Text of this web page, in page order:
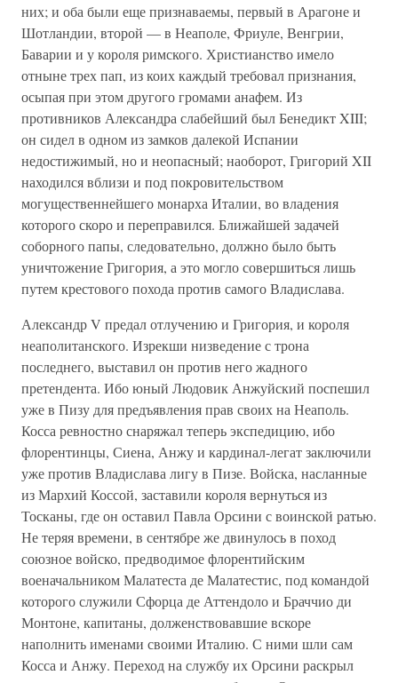
них; и оба были еще признаваемы, первый в Арагоне и
Шотландии, второй — в Неаполе, Фриуле, Венгрии,
Баварии и у короля римского. Христианство имело
отныне трех пап, из коих каждый требовал признания,
осыпая при этом другого громами анафем. Из
противников Александра слабейший был Бенедикт XIII;
он сидел в одном из замков далекой Испании
недостижимый, но и неопасный; наоборот, Григорий XII
находился вблизи и под покровительством
могущественнейшего монарха Италии, во владения
которого скоро и переправился. Ближайшей задачей
соборного папы, следовательно, должно было быть
уничтожение Григория, а это могло совершиться лишь
путем крестового похода против самого Владислава.
Александр V предал отлучению и Григория, и короля
неаполитанского. Изрекши низведение с трона
последнего, выставил он против него жадного
претендента. Ибо юный Людовик Анжуйский поспешил
уже в Пизу для предъявления прав своих на Неаполь.
Косса ревностно снаряжал теперь экспедицию, ибо
флорентинцы, Сиена, Анжу и кардинал-легат заключили
уже против Владислава лигу в Пизе. Войска, насланные
из Мархий Коссой, заставили короля вернуться из
Тосканы, где он оставил Павла Орсини с воинской ратью.
Не теряя времени, в сентябре же двинулось в поход
союзное войско, предводимое флорентийским
военачальником Малатеста де Малатестис, под командой
которого служили Сфорца де Аттендоло и Браччио ди
Монтоне, капитаны, долженствовавшие вскоре
наполнить именами своими Италию. С ними шли сам
Косса и Анжу. Переход на службу их Орсини раскрыл